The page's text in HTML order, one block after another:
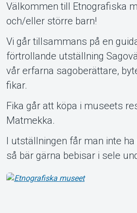
Support
Välkommen till Etnografiska
och/eller större barn!
Vi går tillsammans på en
förtrollande utställning
vår erfarna sagoberättare,
fikar.
Fika går att köpa i museets
Matmekka.
I utställningen får man inte
så bär gärna bebisar i sele